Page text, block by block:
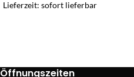
Lieferzeit: sofort lieferbar
Öffnungszeiten